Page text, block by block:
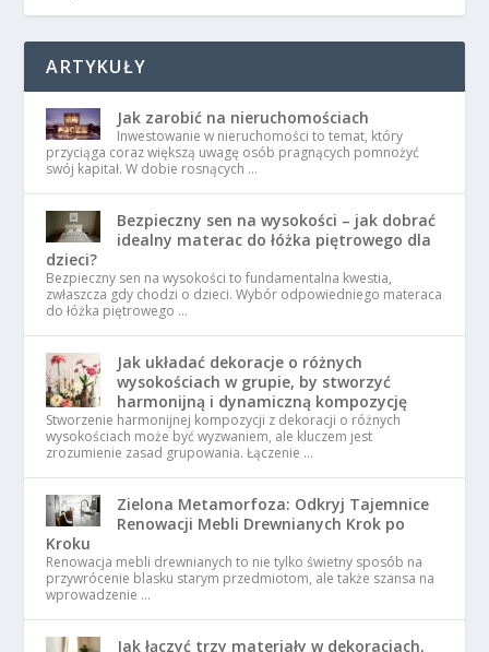
ARTYKUŁY
Jak zarobić na nieruchomościach
Inwestowanie w nieruchomości to temat, który
przyciąga coraz większą uwagę osób pragnących pomnożyć
swój kapitał. W dobie rosnących …
Bezpieczny sen na wysokości – jak dobrać
idealny materac do łóżka piętrowego dla
dzieci?
Bezpieczny sen na wysokości to fundamentalna kwestia,
zwłaszcza gdy chodzi o dzieci. Wybór odpowiedniego materaca
do łóżka piętrowego …
Jak układać dekoracje o różnych
wysokościach w grupie, by stworzyć
harmonijną i dynamiczną kompozycję
Stworzenie harmonijnej kompozycji z dekoracji o różnych
wysokościach może być wyzwaniem, ale kluczem jest
zrozumienie zasad grupowania. Łączenie …
Zielona Metamorfoza: Odkryj Tajemnice
Renowacji Mebli Drewnianych Krok po
Kroku
Renowacja mebli drewnianych to nie tylko świetny sposób na
przywrócenie blasku starym przedmiotom, ale także szansa na
wprowadzenie …
Jak łączyć trzy materiały w dekoracjach,